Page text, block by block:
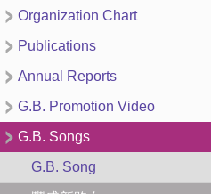
Organization Chart
Publications
Annual Reports
G.B. Promotion Video
G.B. Songs
G.B. Song